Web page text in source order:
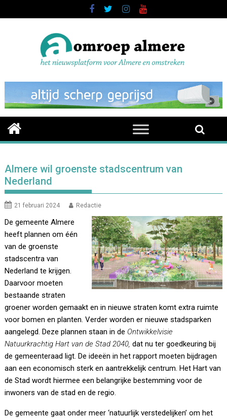
to
Almere wil groenste stadscentrum van
Nederland
21 februari 2024 Redactie
De gemeente Almere
heeft plannen om één
van de groenste
stadscentra van
Nederland te krijgen.
Daarvoor moeten
bestaande straten
groener worden gemaakt en in nieuwe straten komt extra ruimte
voor bomen en planten. Verder worden er nieuwe stadsparken
aangelegd. Deze plannen staan in de Ontwikkelvisie
Natuurkrachtig Hart van de Stad 2040,dat nu ter goedkeuring bij
de gemeenteraad ligt. De ideeën in het rapport moeten bijdragen
aan een economisch sterk en aantrekkelijk centrum. Het Hart van
de Stad wordt hiermee een belangrijke bestemming voor de
inwoners van de stad en de regio.
De gemeente gaat onder meer ‘natuurlijk verstedelijken’ om het